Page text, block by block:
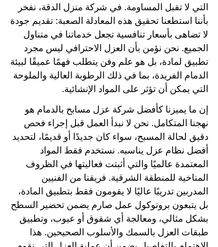
التي لا تقبل المساومة. في شركة منزل الدقة، نفخر
بأننا استطعنا تحقيق هذه المعادلة الصعبة: تقديم جودة
لا تضاهى بأسعار تنافسية تجعل خدماتنا في متناول
الجميع. نحن نؤمن بأن العزل الاحترافي ليس مجرد
تطبيق لمادة، بل هو علم وفن يتطلب فهمًا عميقًا لبيئة
الدمام الفريدة، بما في ذلك الرطوبة العالية والملوحة
التي يمكن أن تؤثر على المواد الإنشائية.
إن ما يميزنا كأفضل شركة عزل مسابح بالدمام هو
نهجنا المتكامل. نحن لا نبدأ العمل قبل إجراء فحص
دقيق لحالة المسبح، سواء كان جديدًا أو قديمًا، لتحديد
أفضل نظام عزل يناسبه. نستخدم فقط المواد
المعتمدة عالميًا والتي أثبتت فعاليتها في الظروف
المناخية للمنطقة الشرقية. فريقنا من الفنيين
المدربين تدريبًا عاليًا لا يقومون فقط بتطبيق المادة،
بل يتبعون بروتوكول عمل صارم يضمن تحضير السطح
بشكل مثالي، ومعالجة أي شقوق أو عيوب، وتطبيق
طبقات العزل بالسمك والأسلوب الصحيحين. هذا